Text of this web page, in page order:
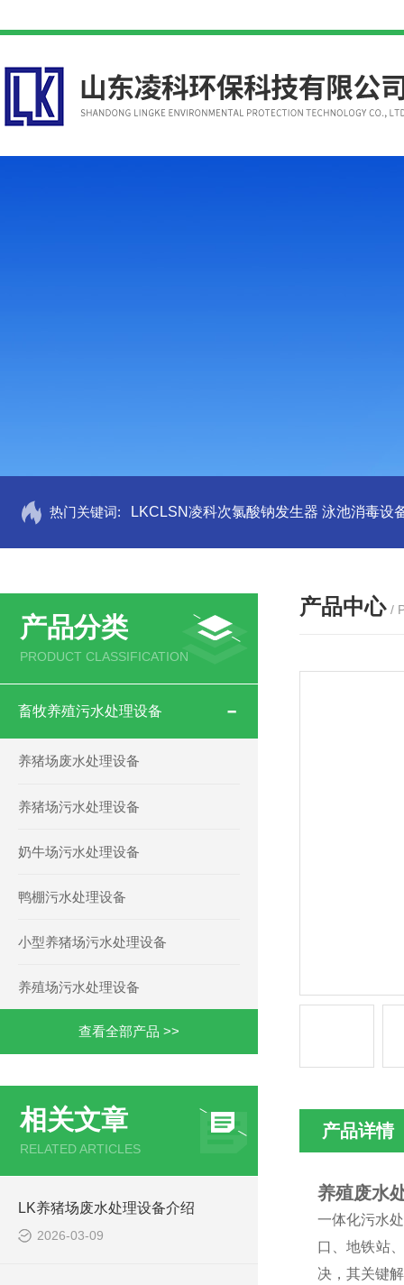
热门关键词: LKCLSN凌科次氯酸钠发生器 泳池消毒设
产品分类
PRODUCT CLASSIFICATION
畜牧养殖污水处理设备
养猪场废水处理设备
养猪场污水处理设备
奶牛场污水处理设备
鸭棚污水处理设备
小型养猪场污水处理设备
养殖场污水处理设备
查看全部产品 >>
相关文章
RELATED ARTICLES
LK养猪场废水处理设备介绍
2026-03-09
产品中心 /
产品详情
养殖废水
一体化污水
口、地铁站
决，其关键